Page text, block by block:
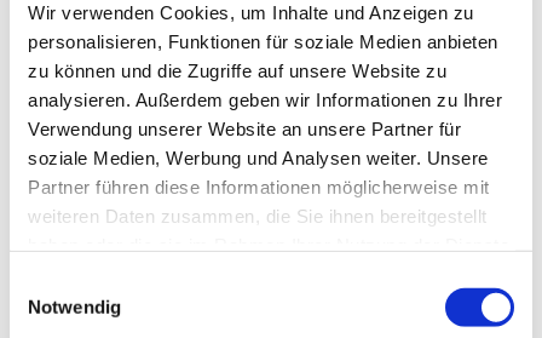
Wir verwenden Cookies, um Inhalte und Anzeigen zu
personalisieren, Funktionen für soziale Medien anbieten
zu können und die Zugriffe auf unsere Website zu
analysieren. Außerdem geben wir Informationen zu Ihrer
Verwendung unserer Website an unsere Partner für
soziale Medien, Werbung und Analysen weiter. Unsere
Partner führen diese Informationen möglicherweise mit
weiteren Daten zusammen, die Sie ihnen bereitgestellt
Notwendig